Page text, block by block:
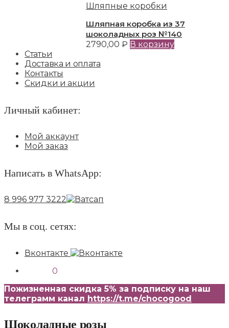
Шляпные коробки
Шляпная коробка из 37
шоколадных роз №140
2790,00 ₽ В корзину
Статьи
Доставка и оплата
Контакты
Скидки и акции
Личный кабинет:
Мой аккаунт
Мой заказ
Написать в WhatsApp:
8 996 977 3222
Мы в соц. сетях:
Вконтакте
0
Пожизненная скидка 5% за подписку на наш
телеграмм канал https://t.me/chocogood
Шоколадные розы